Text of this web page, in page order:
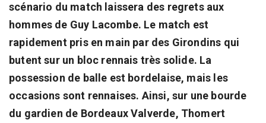
scénario du match laissera des regrets aux
hommes de Guy Lacombe. Le match est
rapidement pris en main par des Girondins qui
butent sur un bloc rennais très solide. La
possession de balle est bordelaise, mais les
occasions sont rennaises. Ainsi, sur une bourde
du gardien de Bordeaux Valverde, Thomert